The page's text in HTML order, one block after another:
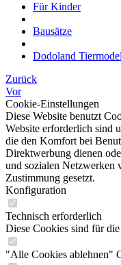
Für Kinder
Bausätze
Dodoland
Zurück
Vor
Cookie-Einstellungen
Diese Website benutzt
Website erforderlich sind
die den Komfort bei
Direktwerbung dienen
und sozialen Netzwerken
Zustimmung gesetzt.
Konfiguration
Technisch erforderlich
Diese Cookies sind für
"Alle Cookies ablehnen"